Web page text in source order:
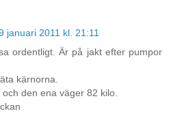
januari 2011 kl. 21:11
ordentligt. Är på jakt efter pumpor
kärnorna.
den ena väger 82 kilo.